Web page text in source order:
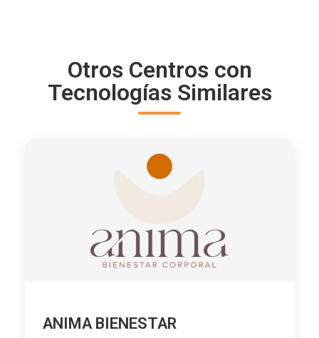
Otros Centros con
Tecnologías Similares
ANIMA BIENESTAR